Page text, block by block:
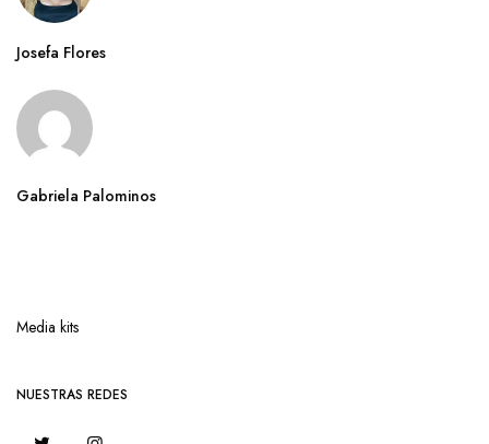
Josefa Flores
Gabriela Palominos
Media kits
NUESTRAS REDES